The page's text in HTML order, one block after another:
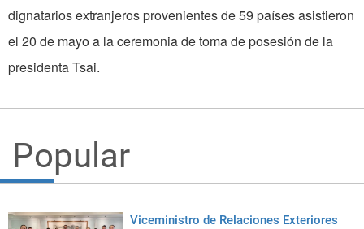
dignatarios extranjeros provenientes de 59 países asistieron
el 20 de mayo a la ceremonia de toma de posesión de la
presidenta Tsai.
Popular
Viceministro de Relaciones Exteriores